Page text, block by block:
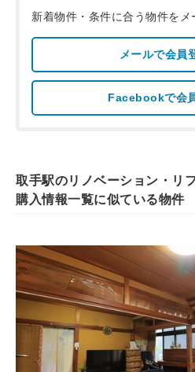
新着物件・条件に合う物件をメ
メールで会員
Facebookで会
取手駅のリノベーション・リ
購入情報一覧に似ている物件